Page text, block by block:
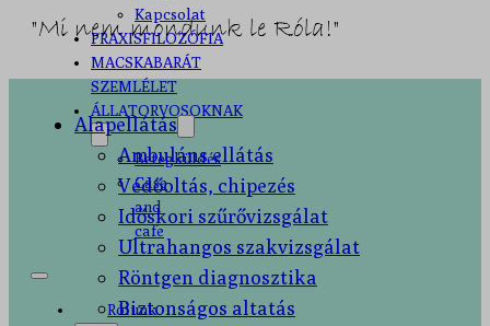
Kapcsolat
PRAXISFILOZÓFIA
MACSKABARÁT
SZEMLÉLET
ÁLLATORVOSOKNAK
Betegküldés
Case
and
cafe
Rólunk
"Mi nem mondunk le Róla!"
Alapellátás
Ambuláns ellátás
Védőoltás, chipezés
Időskori szűrővizsgálat
Ultrahangos szakvizsgálat
Röntgen diagnosztika
Biztonságos altatás